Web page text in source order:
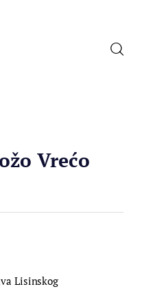
Vrećo
Lisinskog